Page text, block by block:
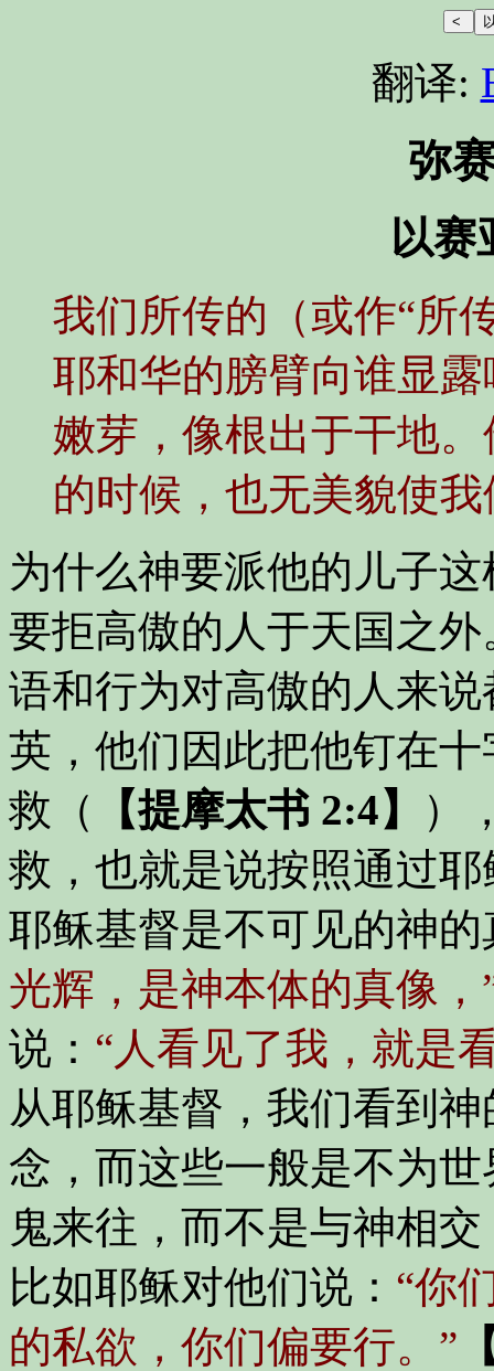
翻译:
弥
以赛
我们所传的（或作“所
耶和华的膀臂向谁显
嫩芽，像根出于干地
的时候，也无美貌使
为什么神要派他的儿子
要拒高傲的人于天国之
语和行为对高傲的人来
英，他们因此把他钉在
救（
【提摩太书 2:4】
）
救，也就是说按照通过
耶稣基督是不可见的神
光辉，是神本体的真像，
说： “人看见了我，就是
从耶稣基督，我们看到
念，而这些一般是不为
鬼来往，而不是与神相
比如耶稣对他们说： “你
的私欲，你们偏要行。”